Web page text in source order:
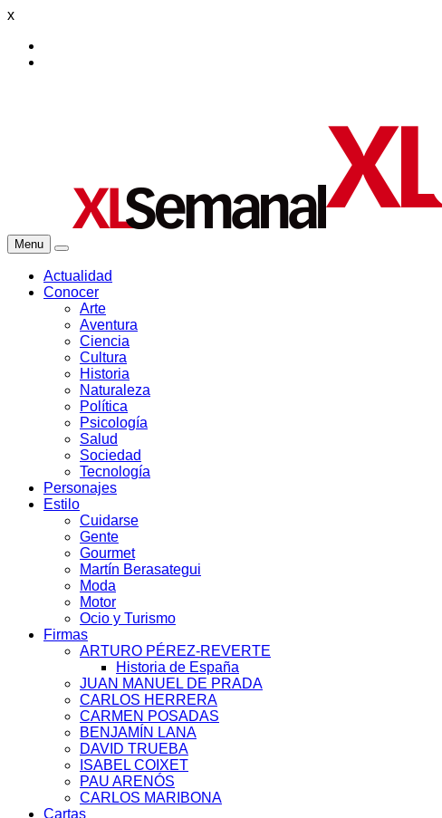
x
Menu
Actualidad
Conocer
Arte
Aventura
Ciencia
Cultura
Historia
Naturaleza
Política
Psicología
Salud
Sociedad
Tecnología
Personajes
Estilo
Cuidarse
Gente
Gourmet
Martín Berasategui
Moda
Motor
Ocio y Turismo
Firmas
ARTURO PÉREZ-REVERTE
Historia de España
JUAN MANUEL DE PRADA
CARLOS HERRERA
CARMEN POSADAS
BENJAMÍN LANA
DAVID TRUEBA
ISABEL COIXET
PAU ARENÓS
CARLOS MARIBONA
Cartas